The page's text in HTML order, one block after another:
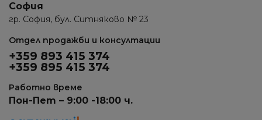
София
гр. София, бул. Ситняково № 23
Отдел продажби и консултации
+359 893 415 374
+359 895 415 374
Работно време
Пон-Пет – 9:00 -18:00 ч.